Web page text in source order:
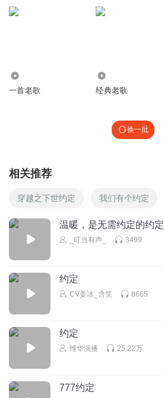
一首老歌 经典老歌
换一批
相关推荐
穿越之下世约定 我们有个约定
温暖，是无需约定的约定
_叮当有声_ 3499
约定
CV姜冰_含笑 8665
约定
维华演播 25.22万
777约定